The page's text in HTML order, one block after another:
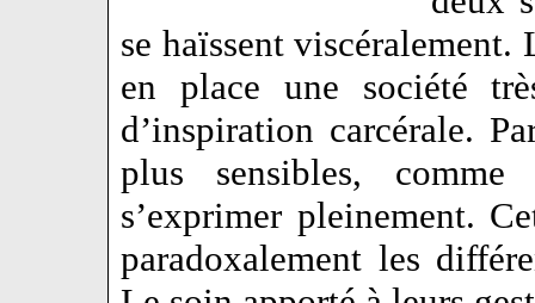
se haïssent
en place une société
d’inspiration carcérale.
plus sensibles,
s’exprimer pleinement.
paradoxalement les